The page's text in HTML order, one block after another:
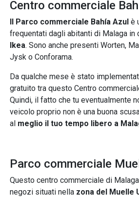
Centro commerciale
Il Parco commerciale Bahía Azul è
frequentati dagli abitanti di Malaga in
Ikea. Sono anche presenti Worten,
Jysk o Conforama.
Da qualche mese è stato
gratuito tra questo Centro
Quindi, il fatto che tu eventualmente
veicolo proprio non è una buona
al meglio il tuo tempo libero a
Parco commerciale
Questo centro commerciale di
negozi situati nella zona del Muelle